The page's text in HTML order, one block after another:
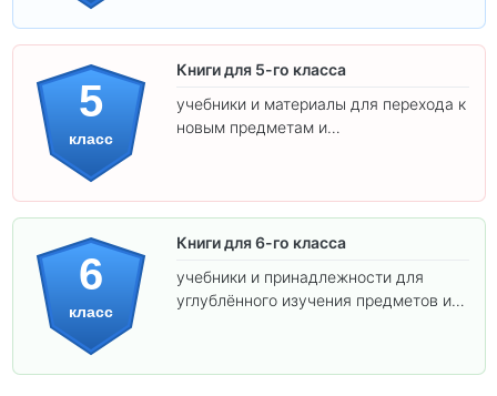
5
класс
Книги для 5-го класса
учебники и материалы для перехода к
новым предметам и
6
класс
Книги для 6-го класса
учебники и принадлежности для
углублённого изучения предметов и